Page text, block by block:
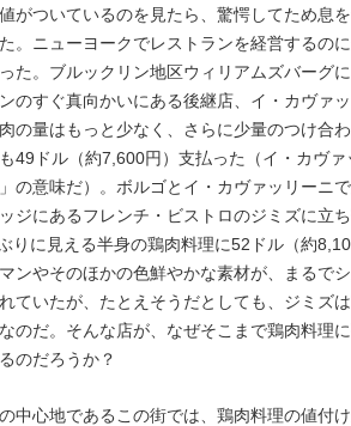
がついているのを見たら、驚愕してため息
。ニューヨークでレストランを経営するの
た。ブルックリン地区ウィリアムズバーグ
のすぐ真向かいにある後継店、イ・カヴァ
の量はもっと少なく、さらに少量のつけ合
49ドル（約7,600円）支払った（イ・カヴァ
の意味だ）。ボルゴとイ・カヴァッリーニ
ジにあるフレンチ・ビストロのジミズに立
りに見える半身の鶏肉料理に52ドル（約
ンやそのほかの色鮮やかな素材が、まるで
ていたが、たとえそうだとしても、ジミズ
のだ。そんな店が、なぜそこまで鶏肉料理
のだろうか？
中心地であるこの街では、鶏肉料理の値付